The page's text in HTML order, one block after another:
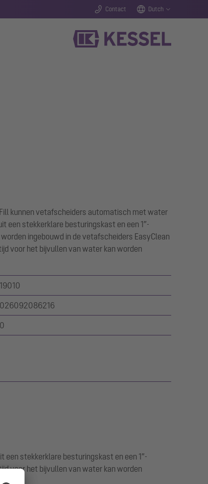
Contact Dutch
kunnen vetafscheiders automatisch met water
een stekkerklare besturingskast en een 1″-
ingebouwd in de vetafscheiders EasyClean
voor het bijvullen van water kan worden
stekkerklare besturingskast en een 1″-
voor het bijvullen van water kan worden